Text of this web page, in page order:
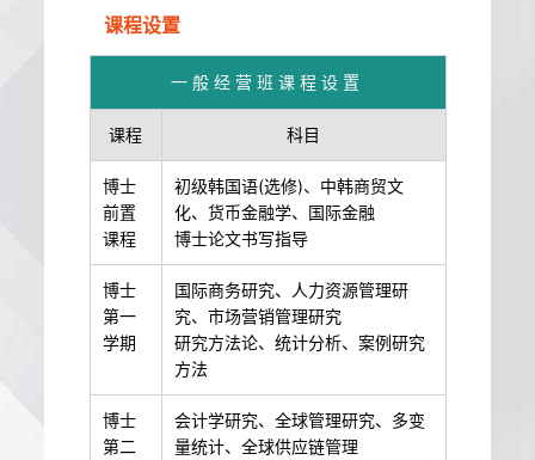
课程设置
一般经营班课程设置
课程 科目
博士
前置
课程
初级韩国语(选修)、中韩商贸文
化、货币金融学、国际金融
博士论文书写指导
博士
第一
学期
国际商务研究、人力资源管理研
究、市场营销管理研究
研究方法论、统计分析、案例研究
方法
博士
第二
会计学研究、全球管理研究、多变
量统计、全球供应链管理